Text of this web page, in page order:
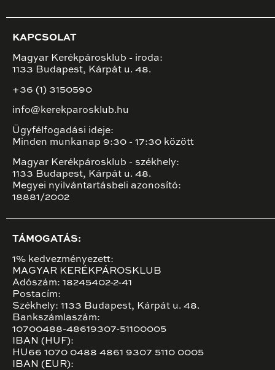
KAPCSOLAT
Magyar Kerékpárosklub - iroda:
1133 Budapest, Kárpát u. 48.
+36 (1) 3150590
info@kerekparosklub.hu
Ügyfélfogadási ideje:
Minden munkanap 9:30 - 17:30 között
Magyar Kerékpárosklub - székhely:
1133 Budapest, Kárpát u. 48.
Megyei nyilvántartásbeli azonosító:
18881/2002
TÁMOGATÁS:
1% kedvezményezett:
MAGYAR KERÉKPÁROSKLUB
Adószám: 18245402-2-41
Postacím:
Székhely: 1133 Budapest, Kárpát u. 48.
Bankszámlaszám:
10700488-48619307-51100005
IBAN (HUF):
HU66 1070 0488 4861 9307 5110 0005
IBAN (EUR):